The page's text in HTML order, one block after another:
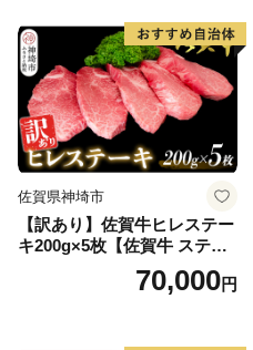
佐賀県神埼市
【訳あり】佐賀牛ヒレステー
キ200g×5枚【佐賀牛 ステー
キ ブランド肉 ヒレ肉 フィレ
肉 ジューシー ヘルシー】(H0
70,000円